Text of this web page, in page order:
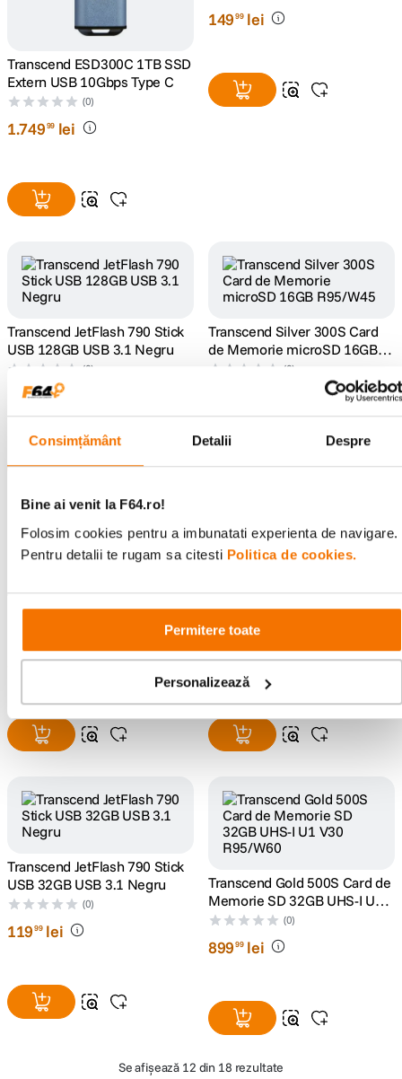
Consimțământ Detalii Despre
Bine ai venit la F64.ro!
Folosim cookies pentru a imbunatati experienta de navigare.
Pentru detalii te rugam sa citesti Politica de cookies.
Permitere toate
Personalizează
Transcend ESD300C 1TB SSD
Extern USB 10Gbps Type C
(0)
1.74999 lei
14999 lei
Transcend JetFlash 790 Stick
USB 128GB USB 3.1 Negru
(0)
15999 lei
Transcend Silver 300S Card
de Memorie microSD 16GB
R95/W45
(0)
Transcend 25M3G HDD
85999 lei
Transcend JetFlash 790 Stick
12999 lei
Transcend JetFlash 790 Stick
USB 32GB USB 3.1 Negru
(0)
11999 lei
Transcend Gold 500S Card de
Memorie SD 32GB UHS-I U1
V30 R95/W60
(0)
89999 lei
Se afișează 12 din 18 rezultate